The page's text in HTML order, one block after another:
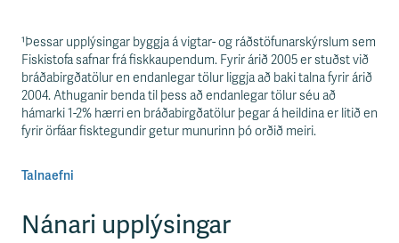
¹Þessar upplýsingar byggja á vigtar- og ráðstöfunarskýrslum sem
Fiskistofa safnar frá fiskkaupendum. Fyrir árið 2005 er stuðst við
bráðabirgðatölur en endanlegar tölur liggja að baki talna fyrir árið
2004. Athuganir benda til þess að endanlegar tölur séu að
hámarki 1-2% hærri en bráðabirgðatölur þegar á heildina er litið en
fyrir örfáar fisktegundir getur munurinn þó orðið meiri.
Talnaefni
Nánari upplýsingar